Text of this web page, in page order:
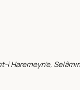
i Haremeyn’e,